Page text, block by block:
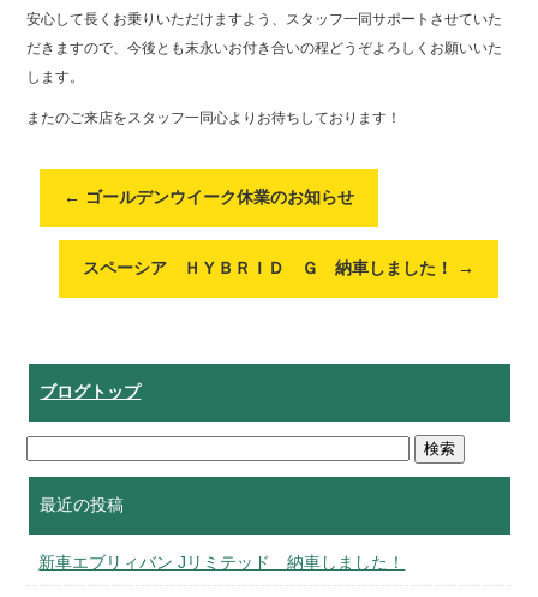
安心して長くお乗りいただけますよう、スタッフ一同サポートさせていた
だきますので、今後とも末永いお付き合いの程どうぞよろしくお願いいた
します。
またのご来店をスタッフ一同心よりお待ちしております！
← ゴールデンウイーク休業のお知らせ
スペーシア ＨＹＢＲＩＤ Ｇ 納車しました！ →
ブログトップ
最近の投稿
新車エブリィバン Jリミテッド 納車しました！